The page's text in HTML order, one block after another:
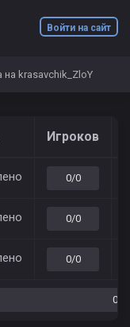
Войти на сайт
krasavchik_ZloY
Игроков
0/0
0/0
0/0
0/0